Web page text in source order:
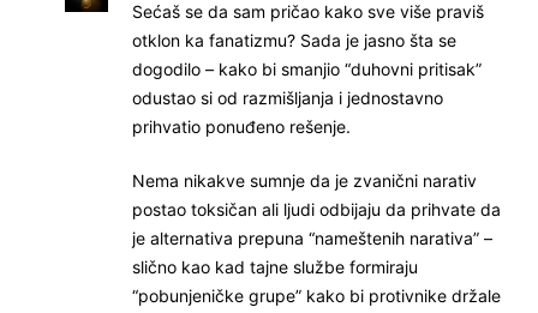
Sećaš se da sam pričao kako sve više praviš
otklon ka fanatizmu? Sada je jasno šta se
dogodilo – kako bi smanjio “duhovni pritisak”
odustao si od razmišljanja i jednostavno
prihvatio ponuđeno rešenje.
Nema nikakve sumnje da je zvanični narativ
postao toksičan ali ljudi odbijaju da prihvate da
je alternativa prepuna “nameštenih narativa” –
slično kao kad tajne službe formiraju
“pobunjeničke grupe” kako bi protivnike držale